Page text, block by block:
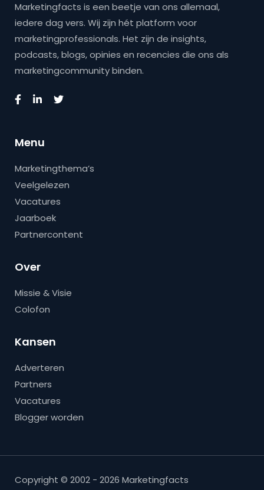
Marketingfacts is een beetje van ons allemaal,
iedere dag vers. Wij zijn hét platform voor
marketingprofessionals. Het zijn de insights,
podcasts, blogs, opinies en recencies die ons als
marketingcommunity binden.
Menu
Marketingthema’s
Veelgelezen
Vacatures
Jaarboek
Partnercontent
Over
Missie & Visie
Colofon
Kansen
Adverteren
Partners
Vacatures
Blogger worden
Copyright © 2002 - 2026 Marketingfacts